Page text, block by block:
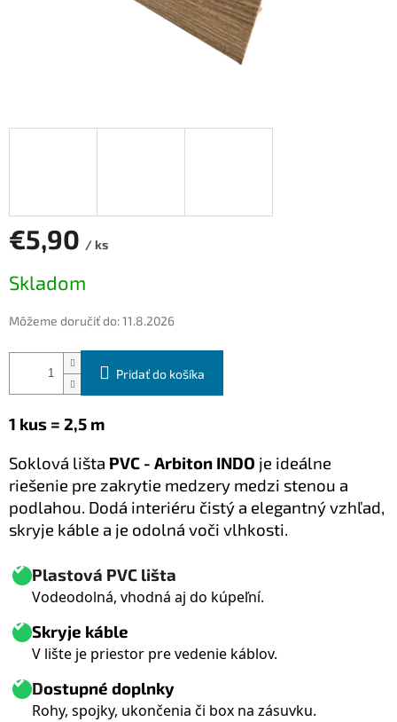
€5,90 / ks
cena:
Skladom
Môžeme doručiť do:11.8.2026
Pridať do košíka
1 kus = 2,5 m
Soklová lišta PVC - Arbiton INDO je ideálne
riešenie pre zakrytie medzery medzi stenou a
podlahou. Dodá interiéru čistý a elegantný vzhľad,
skryje káble a je odolná voči vlhkosti.
Plastová PVC lišta
Vodeodolná, vhodná aj do kúpeľní.
Skryje káble
V lište je priestor pre vedenie káblov.
Dostupné doplnky
Rohy, spojky, ukončenia či box na zásuvku.